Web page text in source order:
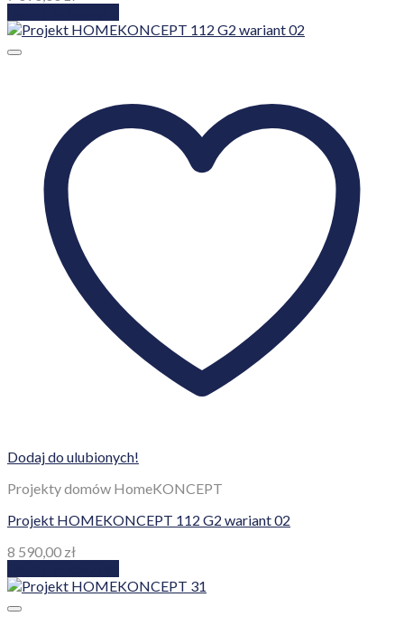
Dodaj do ulubionych!
Projekty domów HomeKONCEPT
Projekt HOMEKONCEPT 112 G2 wariant 02
8 590,00 zł